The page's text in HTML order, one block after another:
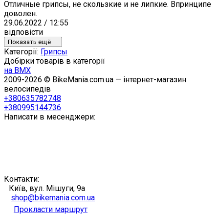
Отличные грипсы, не скользкие и не липкие. Впринципе
доволен.
29.06.2022 / 12:55
відповісти
Показать ещё
Категорії: Грипсы
Добірки товарів в категорії
на BMX
2009-2026 © BikeMania.com.ua — інтернет-магазин
велосипедів
+380635782748
+380995144736
Написати в месенджери:
Контакти:
Київ, вул. Мішуги, 9а
shop@bikemania.com.ua
Прокласти маршрут